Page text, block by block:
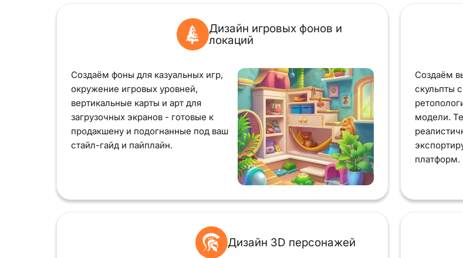
Дизайн игровых фонов и
локаций
Создаём фоны для казуальных игр,
окружение игровых уровней,
вертикальные карты и арт для
загрузочных экранов - готовые к
продакшену и подогнанные под ваш
стайл-гайд и пайплайн.
Создаём
скульпты
модели.
платформ.
Дизайн 3D персонажей